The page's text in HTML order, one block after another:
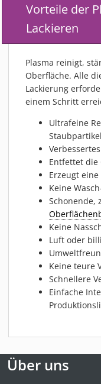
Vorteile der
Lackieren
Plasma reinigt,
Oberfläche. Alle
Lackierung
einem Schritt
Ultrafeine
Entfettet die
Erzeugt
Keine
Schonende,
Keine
Luft oder
Keine teure
Schnellere
Einfache
Über uns